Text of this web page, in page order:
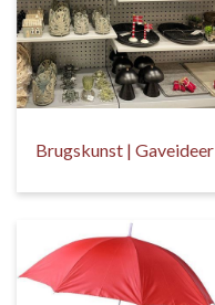
Brugskunst | Gaveideer